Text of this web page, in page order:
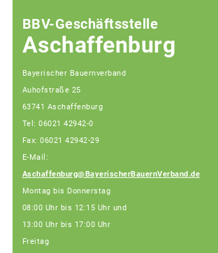
BBV-Geschäftsstelle
Aschaffenburg
Bayerischer Bauernverband
Auhofstraße 25
63741 Aschaffenburg
Tel: 06021 42942-0
Fax: 06021 42942-29
E-Mail:
Aschaffenburg@BayerischerBauernVerband.de
Montag bis Donnerstag
08:00 Uhr bis 12:15 Uhr und
13:00 Uhr bis 17:00 Uhr
Freitag